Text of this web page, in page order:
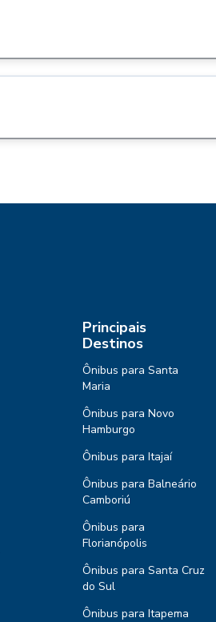
Principais
Destinos
Ônibus para Santa
Maria
Ônibus para Novo
Hamburgo
Ônibus para Itajaí
Ônibus para Balneário
Camboriú
Ônibus para
Florianópolis
Ônibus para Santa Cruz
do Sul
Ônibus para Itapema